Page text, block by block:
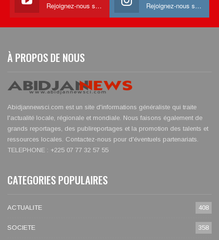
Rejoignez-nous sur Youtube Rejoignez-nous sur Instagram
À PROPOS DE NOUS
Abidjannewsci.com est un site d'informations généraliste qui traite
l'actualité locale, régionale et mondiale. Nous faisons également de
grands reportages, des publireportages et la promotion des talents et
ressources locales. Contactez-nous pour d'éventuels partenariats.
TELEPHONE : +225 07 77 32 57 55
CATEGORIES POPULAIRES
ACTUALITE 408
SOCIETE 358